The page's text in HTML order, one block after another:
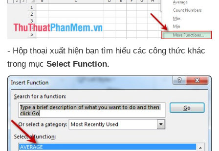
- Hộp thoại xuất hiện bạn tìm hiểu các công thức khác
trong mục Select Function.